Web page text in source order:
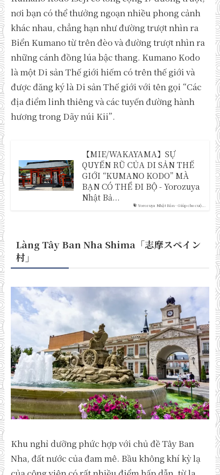
nơi bạn có thể thưởng ngoạn nhiều phong cảnh
khác nhau, chẳng hạn như đường trượt nhìn ra
Biển Kumano từ trên đèo và đường trượt nhìn ra
những cánh đồng lúa bậc thang. Kumano Kodo
là một Di sản Thế giới hiếm có trên thế giới và
được đăng ký là Di sản Thế giới với tên gọi “Các
địa điểm linh thiêng và các tuyến đường hành
hương trong Dãy núi Kii”.
Yorozuya Nhật Bản - Giúp cho cuộ...
【MIE/WAKAYAMA】SỰ
QUYẾN RŨ CỦA DI SẢN THẾ
GIỚI “KUMANO KODO” MÀ
BẠN CÓ THỂ ĐI BỘ - Yorozuya
Nhật Bả...
Làng Tây Ban Nha Shima「志摩スペイン
村」
Khu nghỉ dưỡng phức hợp với chủ đề Tây Ban
Nha, đất nước của đam mê. Bầu không khí kỳ lạ